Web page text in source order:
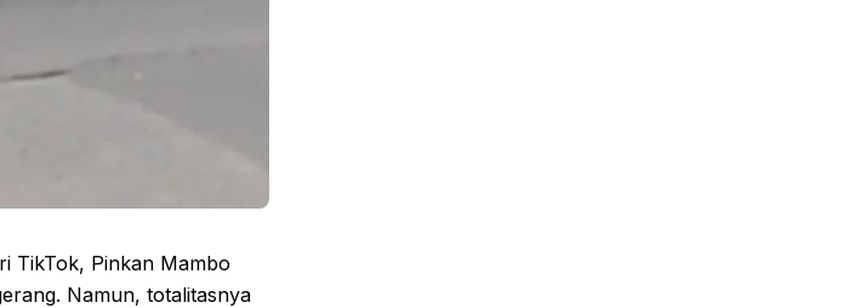
TikTok, Pinkan Mambo
Namun, totalitasnya